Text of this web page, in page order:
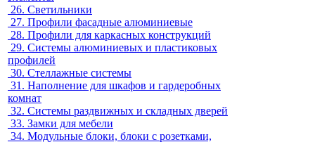
26. Светильники
27. Профили фасадные алюминиевые
28. Профили для каркасных конструкций
29. Системы алюминиевых и пластиковых
профилей
30. Стеллажные системы
31. Наполнение для шкафов и гардеробных
комнат
32. Системы раздвижных и складных дверей
33. Замки для мебели
34. Модульные блоки, блоки с розетками,